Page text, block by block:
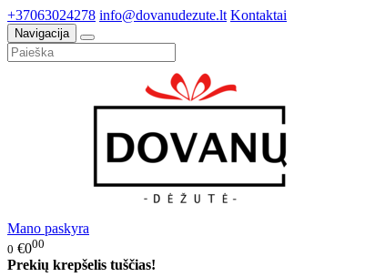
+37063024278 info@dovanudezute.lt Kontaktai
Navigacija
Mano paskyra
0 €000
Prekių krepšelis tuščias!